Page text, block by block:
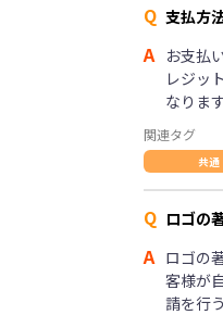
Q 支払方
A お支払
レジッ
なりま
関連タグ
共通
Q ロゴの
A ロゴの
客様が
請を行